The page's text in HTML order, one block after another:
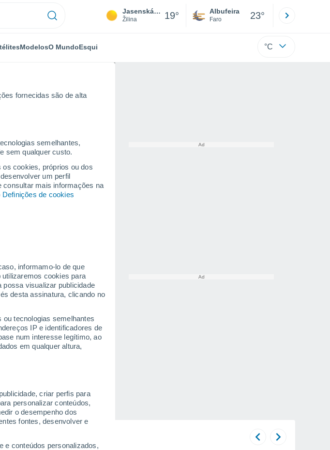
fornecidas são de alta
semelhantes,
sem qualquer custo.
os cookies, próprios ou dos
um perfil
consultar mais informações na
Definições de cookies
informamo-lo de que
cookies para
possa visualizar publicidade
desta assinatura, clicando no
tecnologias semelhantes
IP e identificadores de
num interesse legítimo, ao
em qualquer altura,
criar perfis para
personalizar conteúdos,
o desempenho dos
fontes, desenvolver e
e conteúdos personalizados,
Jasenská dolina
Žilina 19° Albufeira
Faro 23°
ModelosO MundoEsqui °C
Ago.
Segunda
10 Ago.
0 cm
superior